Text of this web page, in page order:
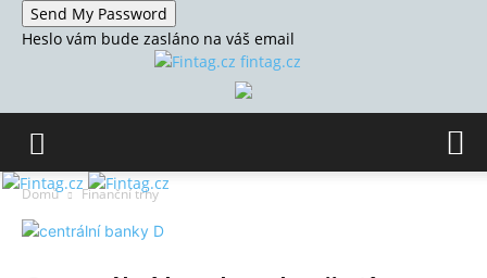
Heslo vám bude zasláno na váš email
fintag.cz
Domů Finanční trhy